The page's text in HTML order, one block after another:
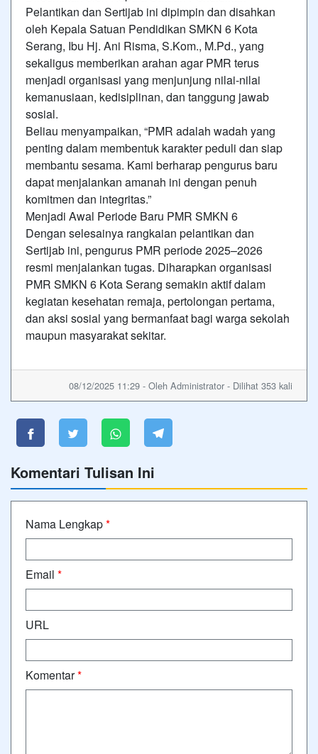
Pelantikan dan Sertijab ini dipimpin dan disahkan
oleh Kepala Satuan Pendidikan SMKN 6 Kota
Serang, Ibu Hj. Ani Risma, S.Kom., M.Pd., yang
sekaligus memberikan arahan agar PMR terus
menjadi organisasi yang menjunjung nilai-nilai
kemanusiaan, kedisiplinan, dan tanggung jawab
sosial.
Beliau menyampaikan, “PMR adalah wadah yang
penting dalam membentuk karakter peduli dan siap
membantu sesama. Kami berharap pengurus baru
dapat menjalankan amanah ini dengan penuh
komitmen dan integritas.”
Menjadi Awal Periode Baru PMR SMKN 6
Dengan selesainya rangkaian pelantikan dan
Sertijab ini, pengurus PMR periode 2025–2026
resmi menjalankan tugas. Diharapkan organisasi
PMR SMKN 6 Kota Serang semakin aktif dalam
kegiatan kesehatan remaja, pertolongan pertama,
dan aksi sosial yang bermanfaat bagi warga sekolah
maupun masyarakat sekitar.
08/12/2025 11:29 - Oleh Administrator - Dilihat 353 kali
Komentari Tulisan Ini
Nama Lengkap*
Email *
URL
Komentar*